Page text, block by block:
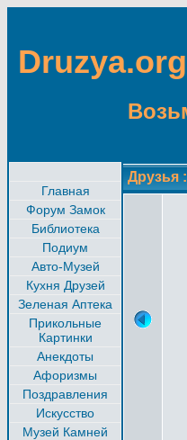
Druzya.org
Главная
Форум Замок
Библиотека
Подиум
Авто-Музей
Кухня Друзей
Зеленая Аптека
Прикольные
Картинки
Анекдоты
Афоризмы
Поздравления
Искусство
Музей Камней
Друзья